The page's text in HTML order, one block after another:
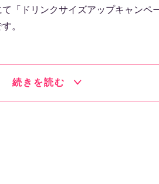
「ドリンクサイズアップキャンペ
。
続きを読む